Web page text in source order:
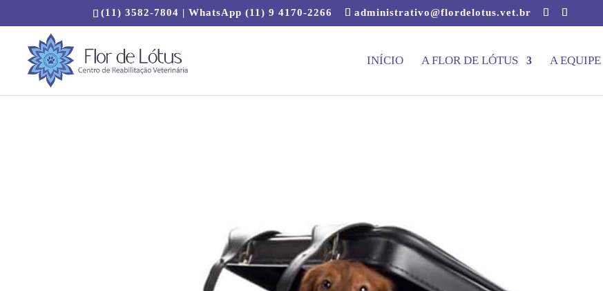
(11) 3582-7804 | WhatsApp (11) 9 4170-2266 administrativo@flordelotus.vet.br
INÍCIO A FLOR DE LÓTUS A EQUIPE